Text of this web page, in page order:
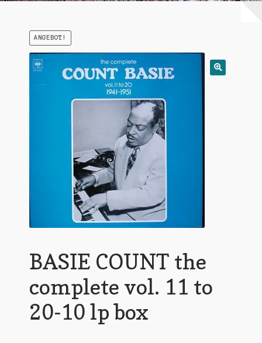
Mein Konto
ANGEBOT!
BASIE COUNT the
complete vol. 11 to
20-10 lp box